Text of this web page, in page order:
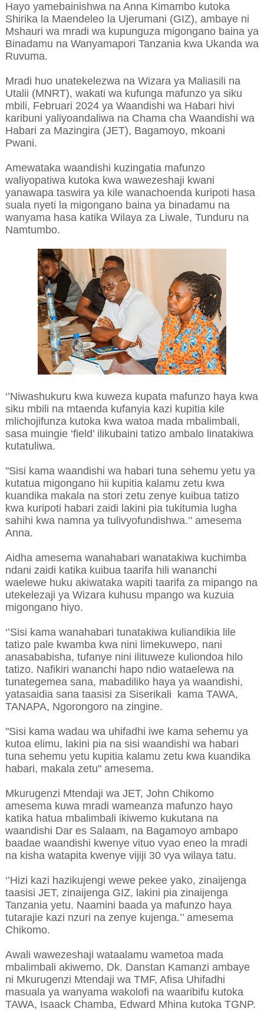
Hayo yamebainishwa na Anna Kimambo kutoka
Shirika la Maendeleo la Ujerumani (GIZ), ambaye ni
Mshauri wa mradi wa kupunguza migongano baina ya
Binadamu na Wanyamapori Tanzania kwa Ukanda wa
Ruvuma.
Mradi huo unatekelezwa na Wizara ya Maliasili na
Utalii (MNRT), wakati wa kufunga mafunzo ya siku
mbili, Februari 2024 ya Waandishi wa Habari hivi
karibuni yaliyoandaliwa na Chama cha Waandishi wa
Habari za Mazingira (JET), Bagamoyo, mkoani
Pwani.
Amewataka waandishi kuzingatia mafunzo
waliyopatiwa kutoka kwa wawezeshaji kwani
yanawapa taswira ya kile wanachoenda kuripoti hasa
suala nyeti la migongano baina ya binadamu na
wanyama hasa katika Wilaya za Liwale, Tunduru na
Namtumbo.
‘’Niwashukuru kwa kuweza kupata mafunzo haya kwa
siku mbili na mtaenda kufanyia kazi kupitia kile
mlichojifunza kutoka kwa watoa mada mbalimbali,
sasa muingie ‘field’ ilikubaini tatizo ambalo linatakiwa
kutatuliwa.
"Sisi kama waandishi wa habari tuna sehemu yetu ya
kutatua migongano hii kupitia kalamu zetu kwa
kuandika makala na stori zetu zenye kuibua tatizo
kwa kuripoti habari zaidi lakini pia tukitumia lugha
sahihi kwa namna ya tulivyofundishwa.’’ amesema
Anna.
Aidha amesema wanahabari wanatakiwa kuchimba
ndani zaidi katika kuibua taarifa hili wananchi
waelewe huku akiwataka wapiti taarifa za mipango na
utekelezaji ya Wizara kuhusu mpango wa kuzuia
migongano hiyo.
‘’Sisi kama wanahabari tunatakiwa kuliandikia lile
tatizo pale kwamba kwa nini limekuwepo, nani
anasababisha, tufanye nini ilituweze kuliondoa hilo
tatizo. Nafikiri wananchi hapo ndio wataelewa na
tunategemea sana, mabadiliko haya ya waandishi,
yatasaidia sana taasisi za Siserikali kama TAWA,
TANAPA, Ngorongoro na zingine.
"Sisi kama wadau wa uhifadhi iwe kama sehemu ya
kutoa elimu, lakini pia na sisi waandishi wa habari
tuna sehemu yetu kupitia kalamu zetu kwa kuandika
habari, makala zetu" amesema.
Mkurugenzi Mtendaji wa JET, John Chikomo
amesema kuwa mradi wameanza mafunzo hayo
katika hatua mbalimbali ikiwemo kukutana na
waandishi Dar es Salaam, na Bagamoyo ambapo
baadae waandishi kwenye vituo vyao eneo la mradi
na kisha watapita kwenye vijiji 30 vya wilaya tatu.
‘’Hizi kazi hazikujengi wewe pekee yako, zinaijenga
taasisi JET, zinaijenga GIZ, lakini pia zinaijenga
Tanzania yetu. Naamini baada ya mafunzo haya
tutarajie kazi nzuri na zenye kujenga.’’ amesema
Chikomo.
Awali wawezeshaji wataalamu wametoa mada
mbalimbali akiwemo, Dk. Danstan Kamanzi ambaye
ni Mkurugenzi Mtendaji wa TMF, Afisa Uhifadhi
masuala ya wanyama wakolofi na waaribifu kutoka
TAWA, Isaack Chamba, Edward Mhina kutoka TGNP.